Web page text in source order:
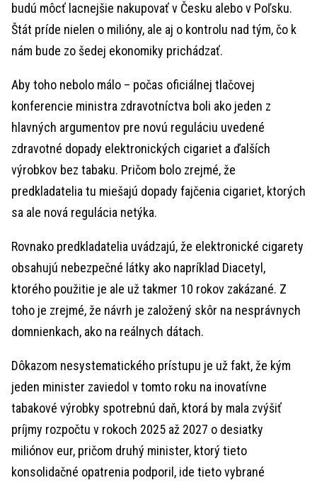
budú môcť lacnejšie nakupovať v Česku alebo v Poľsku.
Štát príde nielen o milióny, ale aj o kontrolu nad tým, čo k
nám bude zo šedej ekonomiky prichádzať.
Aby toho nebolo málo – počas oficiálnej tlačovej
konferencie ministra zdravotníctva boli ako jeden z
hlavných argumentov pre novú reguláciu uvedené
zdravotné dopady elektronických cigariet a ďalších
výrobkov bez tabaku. Pričom bolo zrejmé, že
predkladatelia tu miešajú dopady fajčenia cigariet, ktorých
sa ale nová regulácia netýka.
Rovnako predkladatelia uvádzajú, že elektronické cigarety
obsahujú nebezpečné látky ako napríklad Diacetyl,
ktorého použitie je ale už takmer 10 rokov zakázané. Z
toho je zrejmé, že návrh je založený skôr na nesprávnych
domnienkach, ako na reálnych dátach.
Dôkazom nesystematického prístupu je už fakt, že kým
jeden minister zaviedol v tomto roku na inovatívne
tabakové výrobky spotrebnú daň, ktorá by mala zvýšiť
príjmy rozpočtu v rokoch 2025 až 2027 o desiatky
miliónov eur, pričom druhý minister, ktorý tieto
konsolidačné opatrenia podporil, ide tieto vybrané